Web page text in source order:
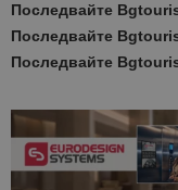
Последвайте
Последвайте
Последвайте